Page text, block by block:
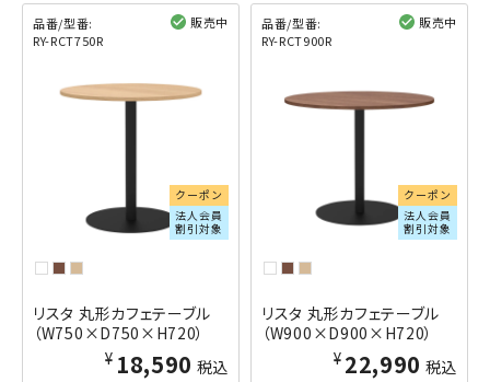
品番/型番:
RY-RCT750R
販売中
クーポン
法人会員
割引対象
リスタ 丸形カフェテーブル
（W750×D750×H720）
¥18,590 税込
品番/型番:
RY-RCT900R
販売中
クーポン
法人会員
割引対象
リスタ 丸形カフェテーブル
（W900×D900×H720）
¥22,990 税込